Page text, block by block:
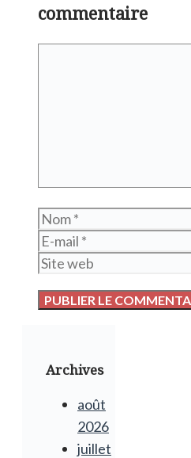
commentaire
Nom
E-
mail
Site
Archives
août
2026
juillet